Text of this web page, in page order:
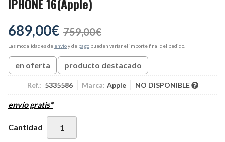
IPHONE 16(Apple)
689,00€ 759,00€
Las modalidades de envíoy de pago pueden variar el importe final del pedido.
en oferta producto destacado
Ref.: 5335586 Marca: Apple NO DISPONIBLE
envío gratis*
Cantidad